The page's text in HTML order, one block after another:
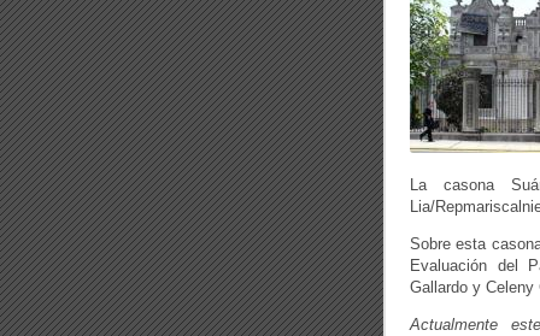
La casona
Lia/
Sobre esta
Evaluación del
Gallardo y Celeny
Actualmente